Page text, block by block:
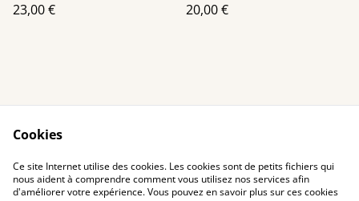
23,00 € 20,00 €
Contact Us
Legal Terms
Privacy Policy
Cookie Policy
Cookies
Ce site Internet utilise des cookies. Les cookies sont de petits fichiers qui
nous aident à comprendre comment vous utilisez nos services afin
d'améliorer votre expérience. Vous pouvez en savoir plus sur ces cookies